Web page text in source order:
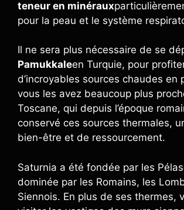
teneur en minéraux
pour la peau et le système
Il ne sera plus nécessaire de se
Pamukkaleen Turquie, pour
d’incroyables sources chaudes en
vous les avez beaucoup plus
Toscane, qui depuis l’époque
conservé ces sources thermales,
bien-être et de ressourcement.
Saturnia a été fondée par les
dominée par les Romains, les
Siennois. En plus de ses thermes,